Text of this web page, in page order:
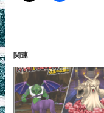
関連